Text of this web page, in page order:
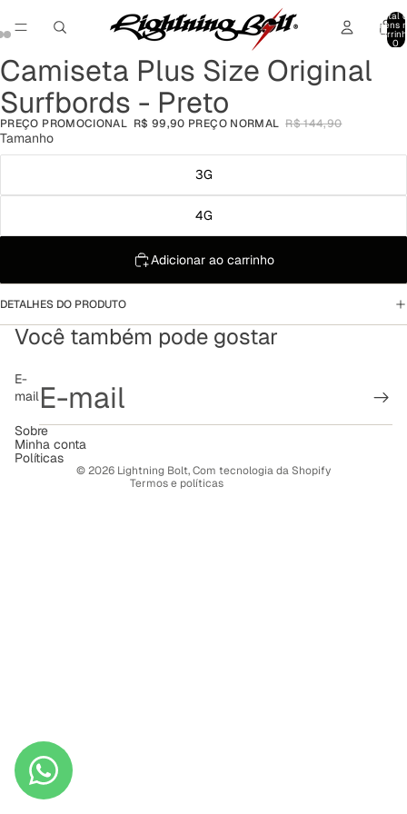
Total
itens
0
Abrir
imagem
em
tela
cheia
Abrir
imagem
em
tela
cheia
Abrir
imagem
em
tela
cheia
Camiseta Plus Size Original
Surfbords - Preto
PREÇO PROMOCIONAL R$ 99,90 PREÇO NORMAL R$ 144,90
Tamanho
3G
4G
Adicionar ao carrinho
DETALHES DO PRODUTO
Você também pode gostar
E-
mail
Sobre
Minha conta
Políticas
© 2026 Lightning Bolt,Com tecnologia da Shopify
Termos e políticas
Política de privacidade
Termos de serviço
Política de frete